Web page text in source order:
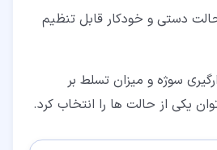
دستی و خودکار قابل تنظیم
سوژه و میزان تسلط بر
یکی از حالت ها را انتخاب کرد.